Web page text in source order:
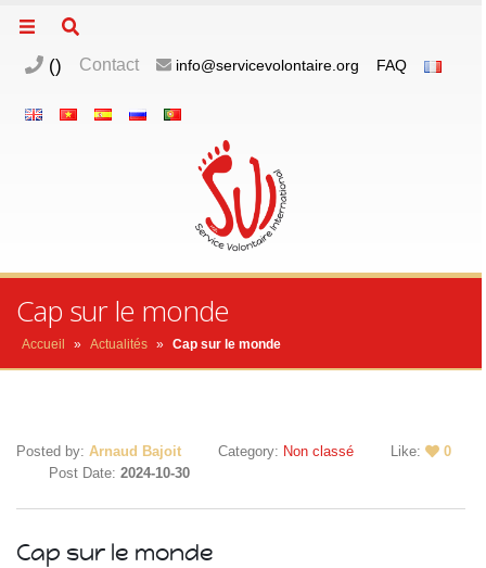
() Contact info@servicevolontaire.org FAQ
Cap sur le monde
Accueil » Actualités » Cap sur le monde
Posted by: Arnaud Bajoit Category: Non classé Like:
0
Post Date: 2024-10-30
Cap sur le monde